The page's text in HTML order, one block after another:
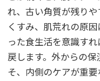
れ、古い角質が残り
くすみ、肌荒れの原
った食生活を意識す
戻します。外からの
そ、内側のケアが重要